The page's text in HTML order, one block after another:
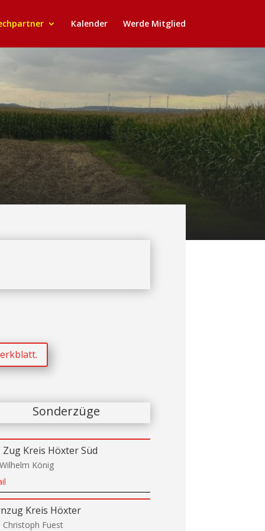
Kalender Werde Mitglied
Sonderzüge
Zug Kreis Höxter Süd
König
Kreis Höxter
Christoph Fuest